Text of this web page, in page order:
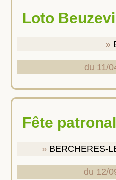
Loto
du 11/
Fête
BERCHERES-
du 12/